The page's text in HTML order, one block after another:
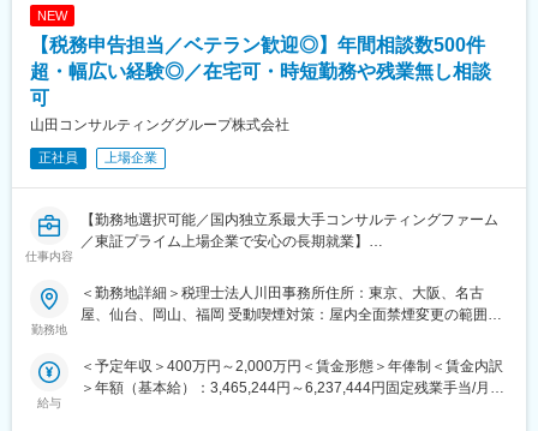
観光関連、移住定住、イベント運営、各種啓発事業、他コンペ案
件
年間休日125日／土日祝休／イベント対応により休日出勤が発生
任意の時間で出退勤）
支店の予算に対して力を入れて頑張っていくスタイルです
・商談先：全業界/業種
・営業エリア：中国地方、四国地方、近畿地方（京都・兵庫・大
阪）
動に専念することができます。
・岡山支店：4名(支店長1名、アソシエイト2名 事務１名)
・2.30代で構成されており、役員含め平均年齢32歳と若いです
ス業（法人向け）
NEW
【税務申告担当／ベテラン歓迎◎】年間相談数500件
超・幅広い経験◎／在宅可・時短勤務や残業無し相談
可
山田コンサルティンググループ株式会社
正社員 上場企業
仕事内容
【勤務地選択可能／国内独立系最大手コンサルティングファーム
／東証プライム上場企業で安心の長期就業】
■仕事内容：
中堅・中小企業オーナーから上場企業創業家までをクライアント
・組織再編に関するストラクチャー構築及び実行支援業務
※山田コンサルティンググループ株式会社にて採用後、当社が提携
勤務地
＜勤務地詳細＞税理士法人川田事務所住所：東京、大阪、名古
屋、仙台、岡山、福岡 受動喫煙対策：屋内全面禁煙変更の範囲：
給与
＜予定年収＞400万円～2,000万円＜賃金形態＞年俸制＜賃金内訳
＞年額（基本給）：3,465,244円～6,237,444円固定残業手当/月：